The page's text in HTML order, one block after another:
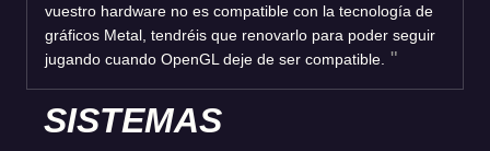
vuestro hardware no es compatible con la tecnología de
gráficos Metal, tendréis que renovarlo para poder seguir
jugando cuando OpenGL deje de ser compatible.
SISTEMAS